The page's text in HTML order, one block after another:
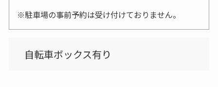
駐車場の事前予約は受け付けておりません。
自転車ボックス有り